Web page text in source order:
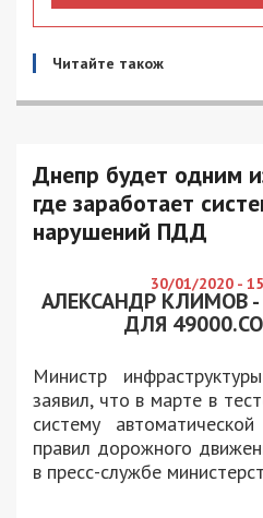
Читайте також
Днепр будет одним
где заработает
нарушений ПДД
30/01/2020 -
АЛЕКСАНДР КЛИМОВ
ДЛЯ
Министр
заявил, что в марте в
систему
правил дорожного
в пресс-службе